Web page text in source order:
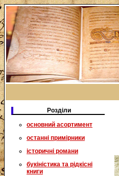
Розділи
основний асортимент
останні примірники
історичні романи
букіністика та рідкісні
книги